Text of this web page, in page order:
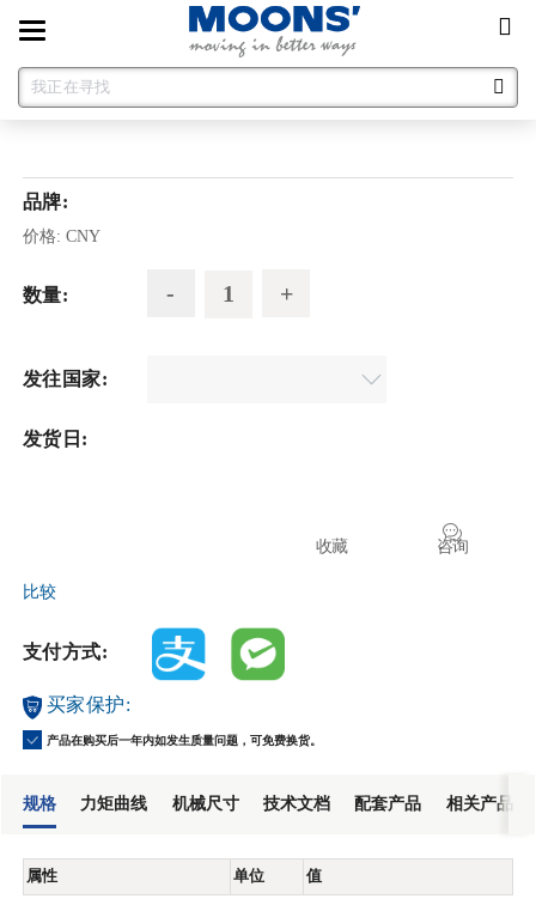
Toggle
navigation
品牌:
价格: CNY
数量:
发往国家:
发货日:
咨询
收藏
比较
支付方式:
买家保护:
产品在购买后一年内如发生质量问题，可免费换货。
规格 力矩曲线 机械尺寸 技术文档 配套产品 相关产品
属性 单位 值